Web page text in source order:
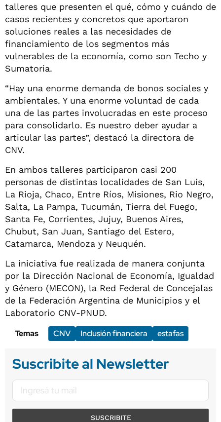
talleres que presenten el qué, cómo y cuándo de
casos recientes y concretos que aportaron
soluciones reales a las necesidades de
financiamiento de los segmentos más
vulnerables de la economía, como son Techo y
Sumatoria.
“Hay una enorme demanda de bonos sociales y
ambientales. Y una enorme voluntad de cada
una de las partes involucradas en este proceso
para consolidarlo. Es nuestro deber ayudar a
articular las partes”, destacó la directora de
CNV.
En ambos talleres participaron casi 200
personas de distintas localidades de San Luis,
La Rioja, Chaco, Entre Ríos, Misiones, Rio Negro,
Salta, La Pampa, Tucumán, Tierra del Fuego,
Santa Fe, Corrientes, Jujuy, Buenos Aires,
Chubut, San Juan, Santiago del Estero,
Catamarca, Mendoza y Neuquén.
La iniciativa fue realizada de manera conjunta
por la Dirección Nacional de Economía, Igualdad
y Género (MECON), la Red Federal de Concejalas
de la Federación Argentina de Municipios y el
Laboratorio CNV-PNUD.
Temas
CNV Inclusión financiera estafas
Suscribite al Newsletter
SUSCRIBITE